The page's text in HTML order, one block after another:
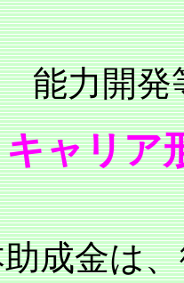
等（
キャリア
、従業